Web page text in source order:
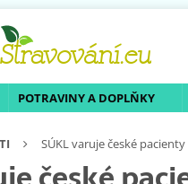
POTRAVINY A DOPLŇKY
SÚKL varuje české